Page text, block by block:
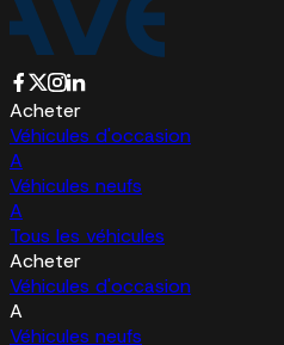
Acheter
Véhicules d'occasion
A
Véhicules neufs
A
Tous les véhicules
Acheter
Véhicules d'occasion
A
Véhicules neufs